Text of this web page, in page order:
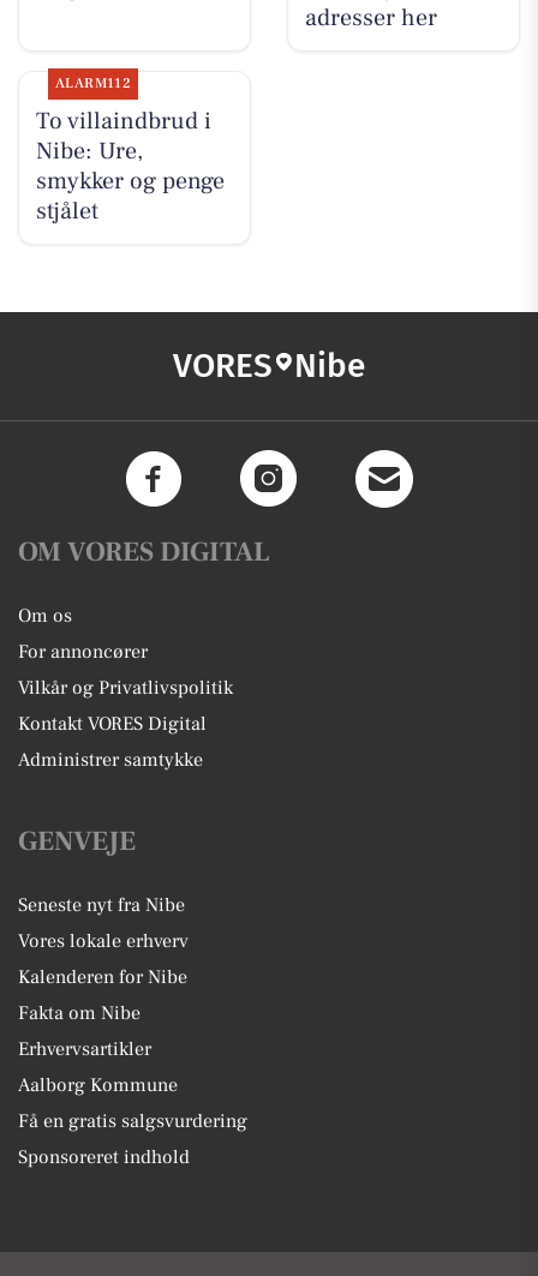
adresser her
ALARM112
To villaindbrud i
Nibe: Ure,
smykker og penge
stjålet
VORES Nibe
OM VORES DIGITAL
Om os
For annoncører
Vilkår og Privatlivspolitik
Kontakt VORES Digital
Administrer samtykke
GENVEJE
Seneste nyt fra Nibe
Vores lokale erhverv
Kalenderen for Nibe
Fakta om Nibe
Erhvervsartikler
Aalborg Kommune
Få en gratis salgsvurdering
Sponsoreret indhold